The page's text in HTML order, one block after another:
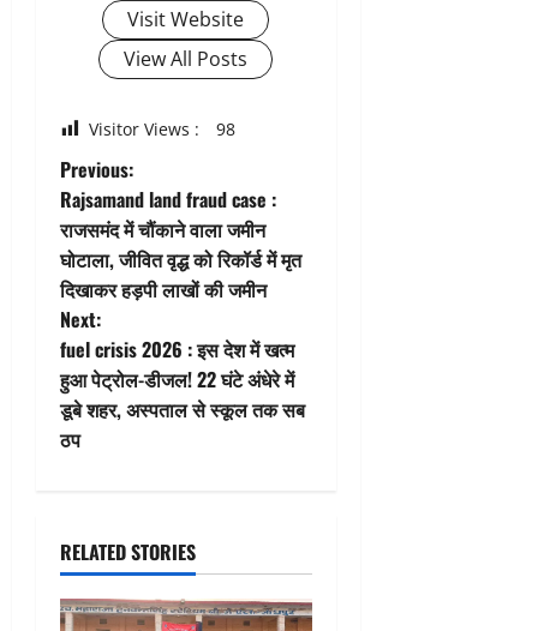
Visit Website
View All Posts
Visitor Views : 98
P
o
s
t
n
a
i
g
Previous:
Rajsamand land fraud case :
राजसमंद में चौंकाने वाला जमीन
घोटाला, जीवित वृद्ध को रिकॉर्ड में मृत
दिखाकर हड़पी लाखों की जमीन
Next:
fuel crisis 2026 : इस देश में खत्म
हुआ पेट्रोल-डीजल! 22 घंटे अंधेरे में
डूबे शहर, अस्पताल से स्कूल तक सब
ठप
RELATED STORIES